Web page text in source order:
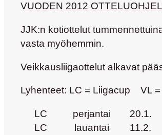
VUODEN 2012
JJK:n kotiottelut
vasta myöhemmin.
Veikkausliigaottelut alkavat
Lyhenteet: LC = Liigacup VL
LC perjantai 20.1.
LC
lauantai 11.2.